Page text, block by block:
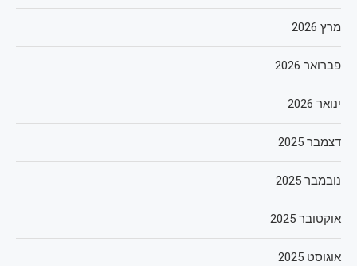
מרץ 2026
פברואר 2026
ינואר 2026
דצמבר 2025
נובמבר 2025
אוקטובר 2025
אוגוסט 2025